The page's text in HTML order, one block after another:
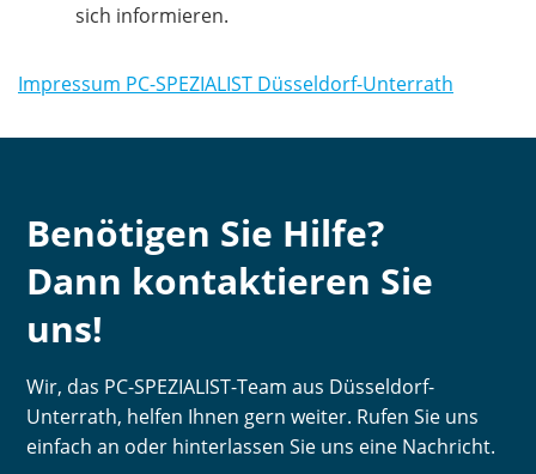
sich informieren.
Impressum PC-SPEZIALIST Düsseldorf-Unterrath
Benötigen Sie Hilfe?
Dann kontaktieren Sie
uns!
Wir, das PC-SPEZIALIST-Team aus Düsseldorf-
Unterrath, helfen Ihnen gern weiter. Rufen Sie uns
einfach an oder hinterlassen Sie uns eine Nachricht.